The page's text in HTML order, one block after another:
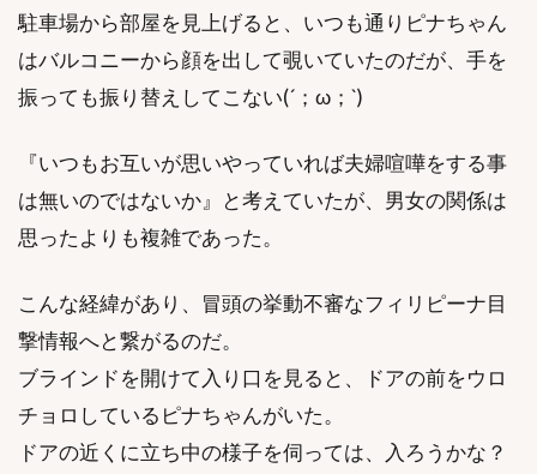
駐車場から部屋を見上げると、いつも通りピナちゃん
はバルコニーから顔を出して覗いていたのだが、手を
振っても振り替えしてこない(´；ω；`)
『いつもお互いが思いやっていれば夫婦喧嘩をする事
は無いのではないか』と考えていたが、男女の関係は
思ったよりも複雑であった。
こんな経緯があり、冒頭の挙動不審なフィリピーナ目
撃情報へと繋がるのだ。
ブラインドを開けて入り口を見ると、ドアの前をウロ
チョロしているピナちゃんがいた。
ドアの近くに立ち中の様子を伺っては、入ろうかな？